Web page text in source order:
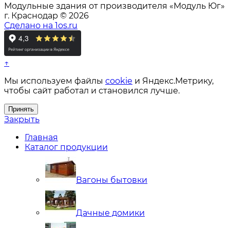
Модульные здания от производителя «Модуль Юг»
г. Краснодар © 2026
Сделано на 1os.ru
↑
Мы используем файлы cookie и Яндекс.Метрику,
чтобы сайт работал и становился лучше.
Принять
Закрыть
Главная
Каталог продукции
Вагоны бытовки
Дачные домики